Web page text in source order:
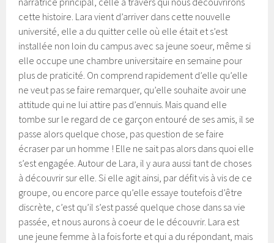
cette histoire. Lara vient d’arriver dans cette nouvelle
université, elle a du quitter celle où elle était et s’est
installée non loin du campus avec sa jeune soeur, même si
elle occupe une chambre universitaire en semaine pour
plus de praticité. On comprend rapidement d’elle qu’elle
ne veut pas se faire remarquer, qu’elle souhaite avoir une
attitude qui ne lui attire pas d’ennuis. Mais quand elle
tombe sur le regard de ce garçon entouré de ses amis, il se
passe alors quelque chose, pas question de se faire
écraser par un homme ! Elle ne sait pas alors dans quoi elle
s’est engagée. Autour de Lara, il y aura aussi tant de choses
à découvrir sur elle. Si elle agit ainsi, par défit vis à vis de ce
groupe, ou encore parce qu’elle essaye toutefois d’être
discrète, c’est qu’il s’est passé quelque chose dans sa vie
passée, et nous aurons à coeur de le découvrir. Lara est
une jeune femme à la fois forte et qui a du répondant, mais